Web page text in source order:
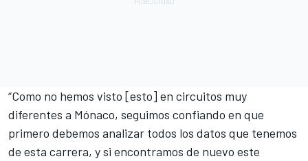
“Como no hemos visto [esto] en circuitos muy
diferentes a Mónaco, seguimos confiando en que
primero debemos analizar todos los datos que tenemos
de esta carrera, y si encontramos de nuevo este